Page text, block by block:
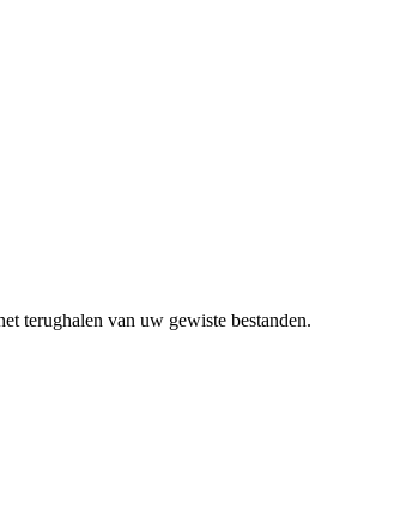
terughalen van uw gewiste bestanden.